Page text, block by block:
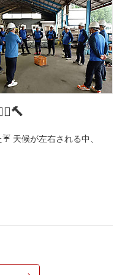
天候が左右される中、